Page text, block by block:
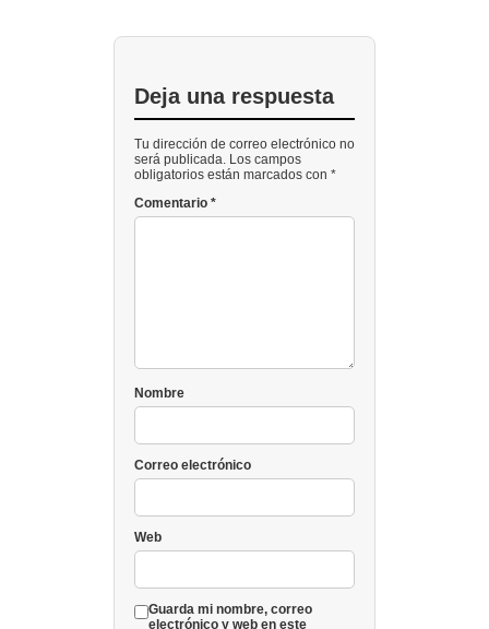
Deja una respuesta
Tu dirección de correo electrónico no
será publicada. Los campos
obligatorios están marcados con *
Comentario *
Nombre
Correo electrónico
Web
Guarda mi nombre, correo
electrónico y web en este